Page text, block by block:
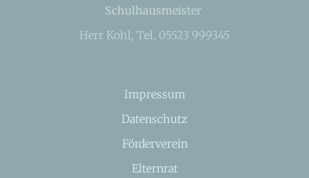
Schulhausmeister
Herr Kohl, Tel. 05523 999345
Impressum
Datenschutz
Förderverein
Elternrat